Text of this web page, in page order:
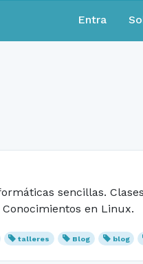
Entra
sencillas.
en Linux.
talleres Blog blog